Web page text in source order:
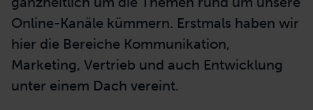
Online-Kanäle kümmern. Erstmals haben wir
hier die Bereiche Kommunikation,
Marketing, Vertrieb und auch Entwicklung
unter einem Dach vereint.